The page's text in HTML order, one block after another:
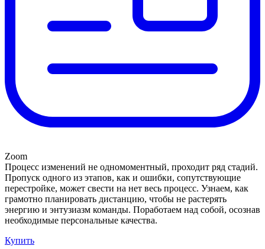
Zoom
Процесс изменений не одномоментный, проходит ряд стадий.
Пропуск одного из этапов, как и ошибки, сопутствующие
перестройке, может свести на нет весь процесс. Узнаем, как
грамотно планировать дистанцию, чтобы не растерять
энергию и энтузиазм команды. Поработаем над собой, осознав
необходимые персональные качества.
Купить